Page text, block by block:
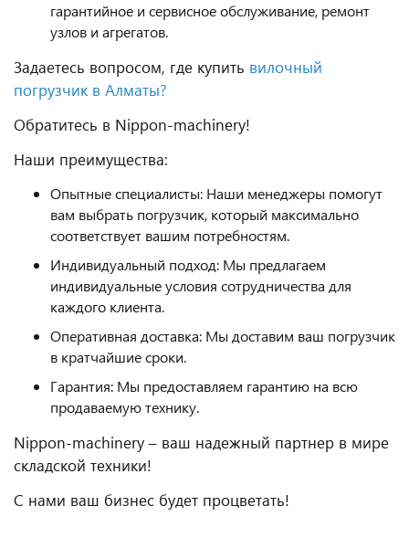
гарантийное и сервисное обслуживание, ремонт
узлов и агрегатов.
Задаетесь вопросом, где купить вилочный
погрузчик в Алматы?
Обратитесь в Nippon-machinery!
Наши преимущества:
Опытные специалисты: Наши менеджеры помогут
вам выбрать погрузчик, который максимально
соответствует вашим потребностям.
Индивидуальный подход: Мы предлагаем
индивидуальные условия сотрудничества для
каждого клиента.
Оперативная доставка: Мы доставим ваш погрузчик
в кратчайшие сроки.
Гарантия: Мы предоставляем гарантию на всю
продаваемую технику.
Nippon-machinery – ваш надежный партнер в мире
складской техники!
С нами ваш бизнес будет процветать!